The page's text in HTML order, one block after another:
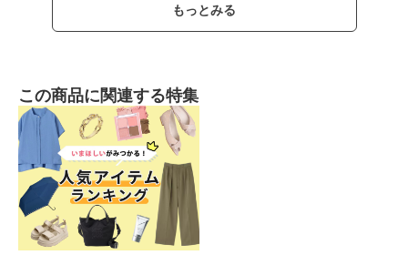
もっとみる
この商品に関連する特集